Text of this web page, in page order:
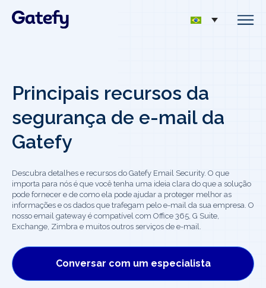
Principais recursos da
segurança de e-mail da
Gatefy
Descubra detalhes e recursos do Gatefy Email Security. O que
importa para nós é que você tenha uma ideia clara do que a solução
pode fornecer e de como ela pode ajudar a proteger melhor as
informações e os dados que trafegam pelo e-mail da sua empresa. O
nosso email gateway é compatível com Office 365, G Suite,
Exchange, Zimbra e muitos outros serviços de e-mail.
Conversar com um especialista